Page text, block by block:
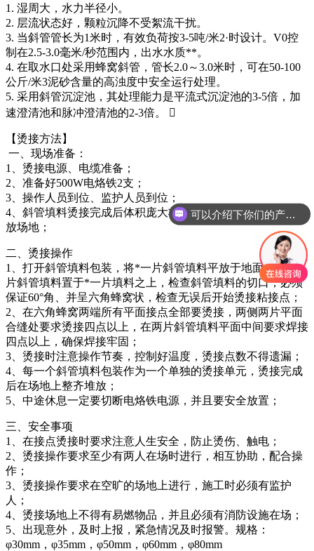
1. 湿周大，水力半径小。
2. 层流状态好，颗粒沉降不受絮流干扰。
3. 当斜管管长为1米时，有效负荷按3-5吨/米2·时设计。V0控
制在2.5-3.0毫米/秒范围内，出水水质**。
4. 在取水口处采用蜂窝斜管，管长2.0～3.0米时，可在50-100
公斤/米3泥砂含量的高浊度中安全运行处理。
5. 采用斜管沉淀池，其处理能力是平流式沉淀池的3-5倍，加
速澄清池和脉冲澄清池的2-3倍。 
【烫接方法】
一、现场准备：
1、烫接电源、电缆准备；
2、准备好500W电烙铁2支；
3、操作人员到位、监护人员到位；
4、斜管填料烫接完成后体积庞大将占很大空间，提前预留堆
放场地；
二、烫接操作
1、打开斜管填料包装，将*一片斜管填料平放于地面，取*二
片斜管填料置于*一片填料之上，检查斜管填料的切口，必须
保证60°角、并呈六角蜂窝状，检查无误后开始烫接粘接点；
2、在六角蜂窝两端所有平面接点全部要烫接，两侧两片平面
合缝处要求烫接四点以上，在两片斜管填料平面中间要求焊接
四点以上，确保焊接牢固；
3、烫接时注意操作节奏，控制好温度，烫接点数不得遗漏；
4、每一个斜管填料包装作为一个单独的烫接单元，烫接完成
后在场地上整齐堆放；
5、中途休息一定要切断电烙铁电源，并且要安全放置；
三、安全事项
1、在接点烫接时要求注意人生安全，防止烫伤、触电；
2、烫接操作要求至少有两人在场时进行，相互协助，配合操
作；
3、烫接操作要求在空旷的场地上进行，施工时必须有监护
人；
4、烫接场地上不得有易燃物品，并且必须有消防设施在场；
5、出现意外，及时上报，紧急情况及时报警。规格：
φ30mm，φ35mm，φ50mm，φ60mm，φ80mm
可以介绍下你们的产品么